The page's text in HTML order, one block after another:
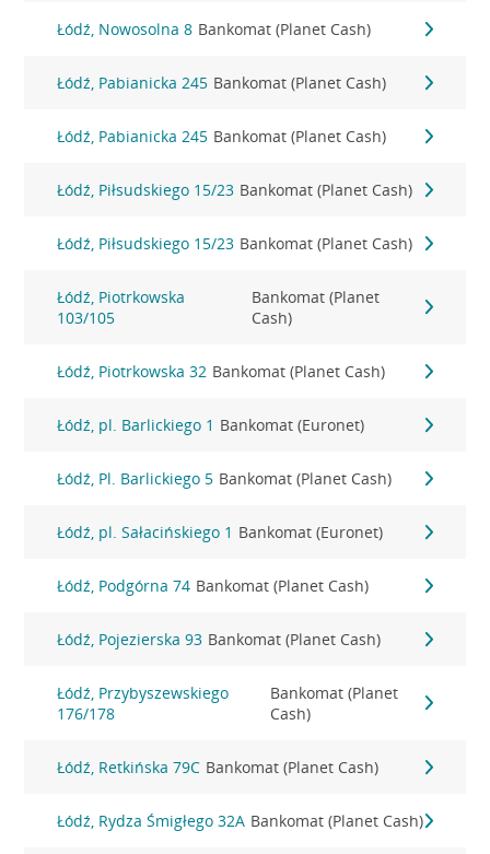
Łódź, Nowosolna 8 Bankomat (Planet Cash)
Łódź, Pabianicka 245 Bankomat (Planet Cash)
Łódź, Pabianicka 245 Bankomat (Planet Cash)
Łódź, Piłsudskiego 15/23 Bankomat (Planet Cash)
Łódź, Piłsudskiego 15/23 Bankomat (Planet Cash)
Łódź, Piotrkowska
103/105
Bankomat (Planet
Cash)
Łódź, Piotrkowska 32 Bankomat (Planet Cash)
Łódź, pl. Barlickiego 1 Bankomat (Euronet)
Łódź, Pl. Barlickiego 5 Bankomat (Planet Cash)
Łódź, pl. Sałacińskiego 1 Bankomat (Euronet)
Łódź, Podgórna 74 Bankomat (Planet Cash)
Łódź, Pojezierska 93 Bankomat (Planet Cash)
Łódź, Przybyszewskiego
176/178
Bankomat (Planet
Cash)
Łódź, Retkińska 79C Bankomat (Planet Cash)
Łódź, Rydza Śmigłego 32A Bankomat (Planet Cash)